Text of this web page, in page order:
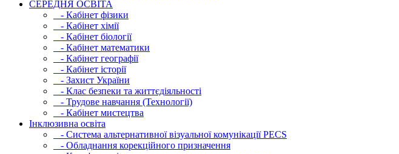
СЕРЕДНЯ ОСВIТА
- Кабінет фізики
- Кабінет хімії
- Кабінет біології
- Кабінет математики
- Кабінет географії
- Кабінет історії
- Захист України
- Клас безпеки та життєдіяльності
- Трудове навчання (Технології)
- Кабінет мистецтва
Інклюзивна освіта
- Система альтернативної візуальної комунікації PECS
- Обладнання корекційного призначення